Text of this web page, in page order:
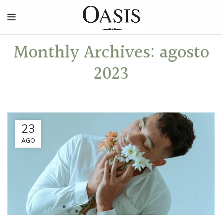
Monthly Archives: agosto
2023
23
AGO